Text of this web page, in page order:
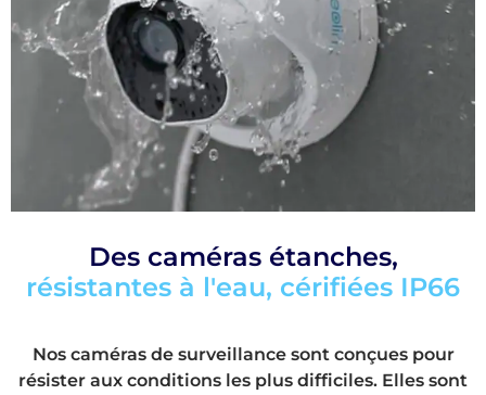
Des caméras étanches,
résistantes à l'eau, cérifiées IP66
Nos caméras de surveillance sont conçues pour
résister aux conditions les plus difficiles. Elles sont